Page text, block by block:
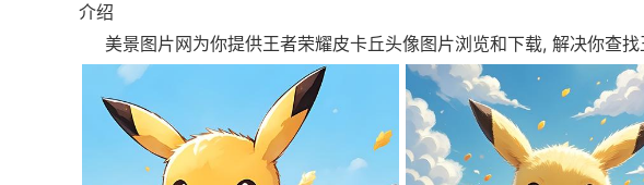
介绍
美景图片网为你提供王者荣耀皮卡丘头像图片浏览和下载, 解决你查